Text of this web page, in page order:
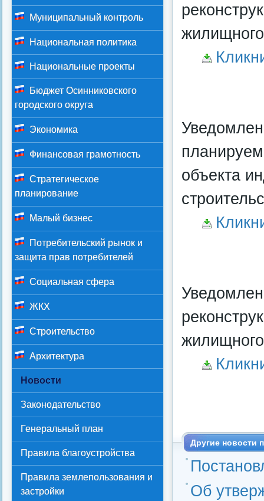
объекта
Другие новости
Об
Муниципальный контроль
Национальная политика
Национальные проекты
Бюджет Осинниковского
городского округа
Экономика
Финансовая грамотность
Стратегическое
планирование
Малый бизнес
Потребительский рынок и
защита прав потребителей
Социальная сфера
ЖКХ
Строительство
Архитектура
Новости
Законодательство
Генеральный план
Правила благоустройства
Правила землепользования и
застройки